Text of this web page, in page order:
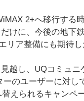
2+へ移行する
けに、今後の地下
リア整備にも期待し
越し、UQコミュニ
ーのユーザーに対し
えられるキャンペ